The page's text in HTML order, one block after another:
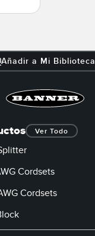
Añadir a Mi Biblioteca
Ver Todo
Cordsets
Cordsets